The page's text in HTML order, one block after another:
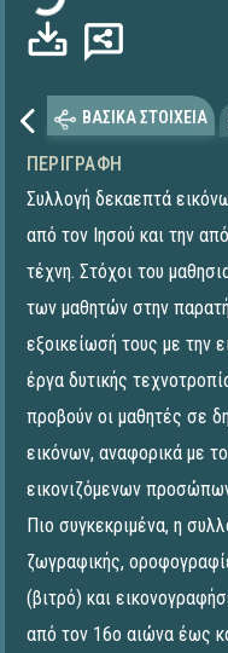
ΒΑΣΙΚΑ ΣΤΟΙΧΕΙΑ
ΠΕΡΙΓΡΑΦΉ
Συλλογή δεκαεπτά
από τον Ιησού και την
τέχνη. Στόχοι του
των μαθητών στην
εξοικείωσή τους με την
έργα δυτικής
προβούν οι μαθητές σε
εικόνων, αναφορικά με
εικονιζόμενων
Πιο συγκεκριμένα, η
ζωγραφικής,
(βιτρό) και
από τον 16ο αιώνα έως